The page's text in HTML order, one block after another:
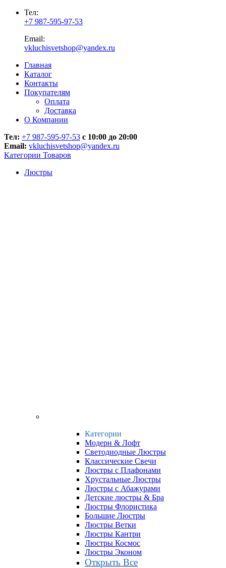
Тел:
+7 987-595-97-53
Email:
vkluchisvetshop@yandex.ru
Главная
Каталог
Контакты
Покупателям
Оплата
Доставка
О Компании
Тел: +7 987-595-97-53 с 10:00 до 20:00
Email: vkluchisvetshop@yandex.ru
Категории Товаров
Люстры
Категории
Модерн & Лофт
Светодиодные Люстры
Классические Свечи
Люстры с Плафонами
Хрустальные Люстры
Люстры с Абажурами
Детские люстры & Бра
Люстры Флористика
Большие Люстры
Люстры Ветки
Люстры Кантри
Люстры Космос
Люстры Эконом
Открыть Все